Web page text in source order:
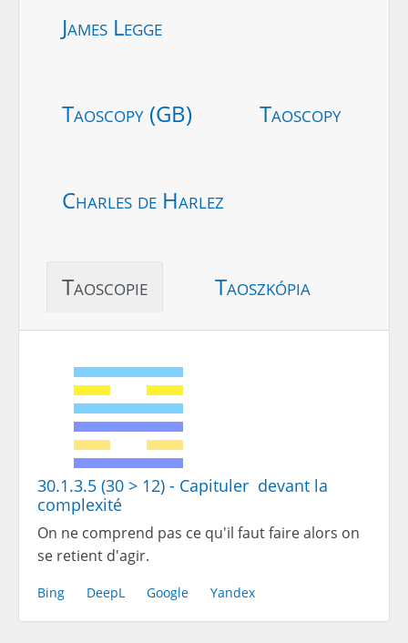
James Legge
Taoscopy (GB) Taoscopy
Charles de Harlez
Taoscopie Taoszkópia
30.1.3.5 (30 > 12) - Capituler devant la
complexité
On ne comprend pas ce qu'il faut faire alors on
se retient d'agir.
Bing DeepL Google Yandex